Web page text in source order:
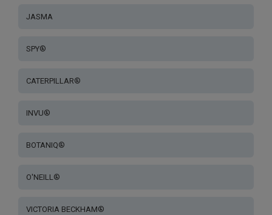
JASMA
SPY®
CATERPILLAR®
INVU®
BOTANIQ®
O'NEILL®
VICTORIA BECKHAM®